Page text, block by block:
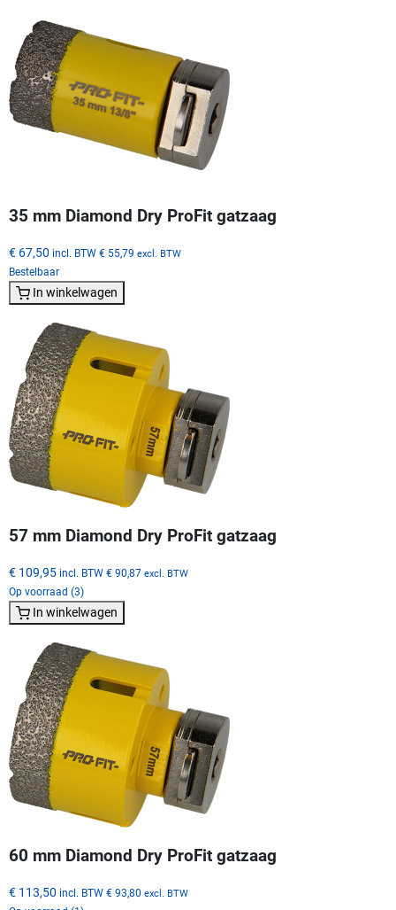
35 mm Diamond Dry ProFit gatzaag
€ 67,50 incl. BTW € 55,79 excl. BTW
Bestelbaar
In winkelwagen
57 mm Diamond Dry ProFit gatzaag
€ 109,95 incl. BTW € 90,87 excl. BTW
Op voorraad (3)
In winkelwagen
60 mm Diamond Dry ProFit gatzaag
€ 113,50 incl. BTW € 93,80 excl. BTW